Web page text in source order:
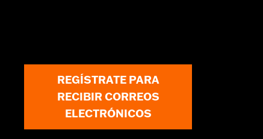
accesorios para conocer las
REGÍSTRATE PARA
RECIBIR CORREOS
ELECTRÓNICOS